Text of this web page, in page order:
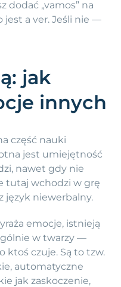
dodać „vamos” na
jest a ver. Jeśli nie —
jak
innych
część nauki
jest umiejętność
nawet gdy nie
tutaj wchodzi w grę
język niewerbalny.
emocje, istnieją
w twarzy —
ktoś czuje. Są to tzw.
automatyczne
jak zaskoczenie,